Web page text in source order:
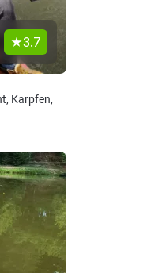
3.7
Karpfen,